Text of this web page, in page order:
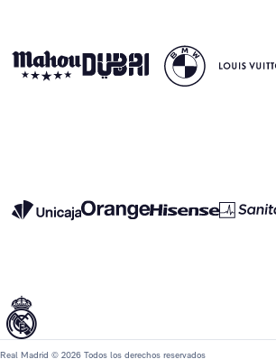
Real Madrid © 2026 Todos los derechos reservados